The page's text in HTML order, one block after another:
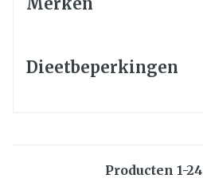
Dieetbeperkingen
Producten 1-24